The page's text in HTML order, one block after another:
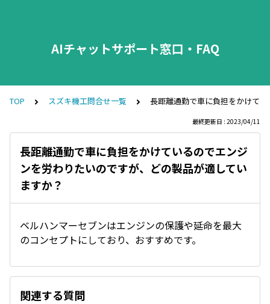
AIチャットサポート窓口・FAQ
TOP スズキ機工問合せ一覧 長距離通勤で車に負担をかけて
最終更新日 : 2023/04/11
長距離通勤で車に負担をかけているのでエンジ
ンを労わりたいのですが、どの製品が適してい
ますか？
ベルハンマーセブンはエンジンの保護や延命を最大
のコンセプトにしており、おすすめです。
関連する質問